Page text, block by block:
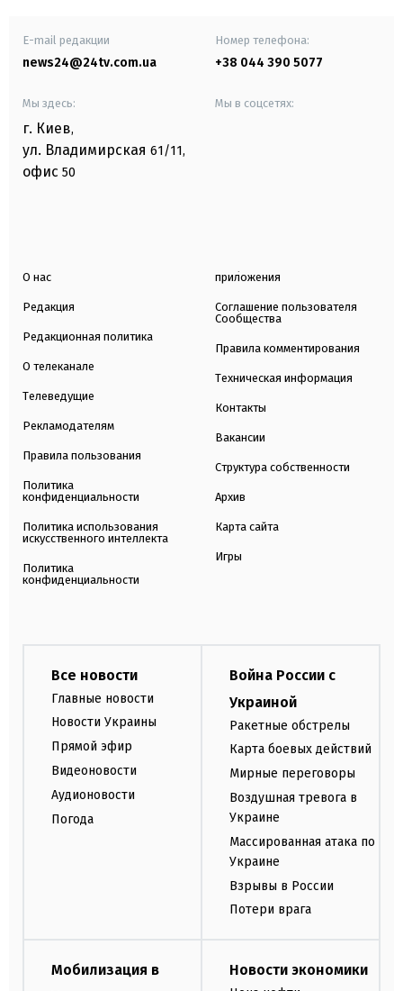
E-mail редакции
news24@24tv.com.ua
Номер телефона:
+38 044 390 5077
Мы здесь:
г. Киев,
ул. Владимирская 61/11,
офис 50
Мы в соцсетях:
О нас
Редакция
Редакционная политика
О телеканале
Телеведущие
Рекламодателям
Правила пользования
Политика
конфиденциальности
Политика использования
искусственного интеллекта
Политика
конфиденциальности
приложения
Соглашение пользователя
Сообщества
Правила комментирования
Техническая информация
Контакты
Вакансии
Структура собственности
Архив
Карта сайта
Игры
Все новости
Главные новости
Новости Украины
Прямой эфир
Видеоновости
Аудионовости
Погода
Война России с
Украиной
Ракетные обстрелы
Карта боевых действий
Мирные переговоры
Воздушная тревога в
Украине
Массированная атака по
Украине
Взрывы в России
Потери врага
Мобилизация в
Новости экономики